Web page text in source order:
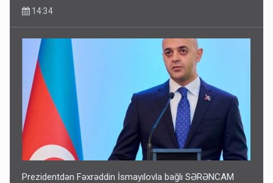
14:34
Prezidentdən Fəxrəddin İsmayılovla bağlı SƏRƏNCAM